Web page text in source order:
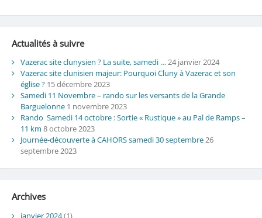
Actualités à suivre
Vazerac site clunysien ? La suite, samedi … 24 janvier 2024
Vazerac site clunisien majeur: Pourquoi Cluny à Vazerac et son
église ? 15 décembre 2023
Samedi 11 Novembre – rando sur les versants de la Grande
Barguelonne 1 novembre 2023
Rando Samedi 14 octobre : Sortie « Rustique » au Pal de Ramps –
11 km 8 octobre 2023
Journée-découverte à CAHORS samedi 30 septembre26
septembre 2023
Archives
janvier 2024(1)